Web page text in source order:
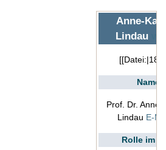
Anne-
Lindau
Name
Prof. Dr. Anne-
Lindau E-
Rolle im